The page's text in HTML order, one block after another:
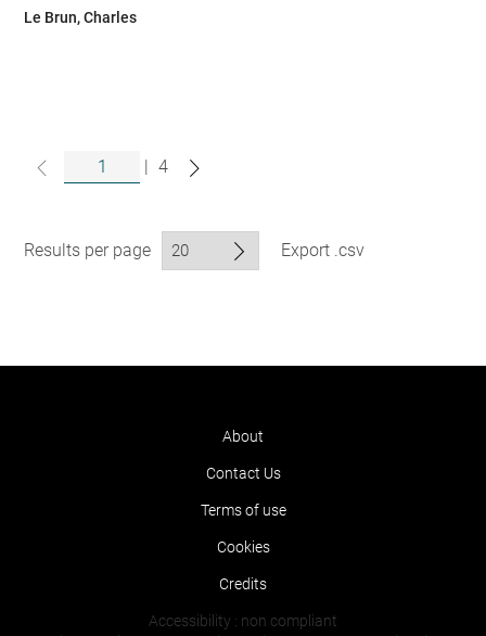
Le Brun, Charles
| 4
Results per page Export .csv
About
Contact Us
Terms of use
Cookies
Credits
Accessibility : non compliant